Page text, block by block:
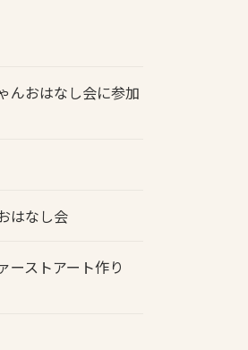
んおはなし会に参加
はなし会
ーストアート作り